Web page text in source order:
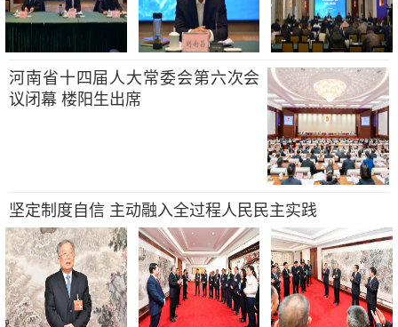
河南省十四届人大常委会第六次会
议闭幕 楼阳生出席
坚定制度自信 主动融入全过程人民民主实践